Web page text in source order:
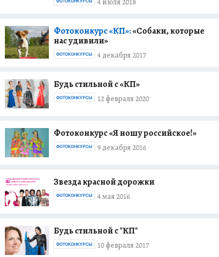
ФОТОКОНКУРСЫ
Фотоконкурс «КП»:«Собаки, которые
нас удивили»
4 декабря 2017
ФОТОКОНКУРСЫ
Будь стильной с «КП»
12 февраля 2020
ФОТОКОНКУРСЫ
Фотоконкурс «Я ношу российское!»
9 декабря 2016
ФОТОКОНКУРСЫ
Звезда красной дорожки
4 мая 2016
ФОТОКОНКУРСЫ
Будь стильной с "КП"
10 февраля 2017
ФОТОКОНКУРСЫ